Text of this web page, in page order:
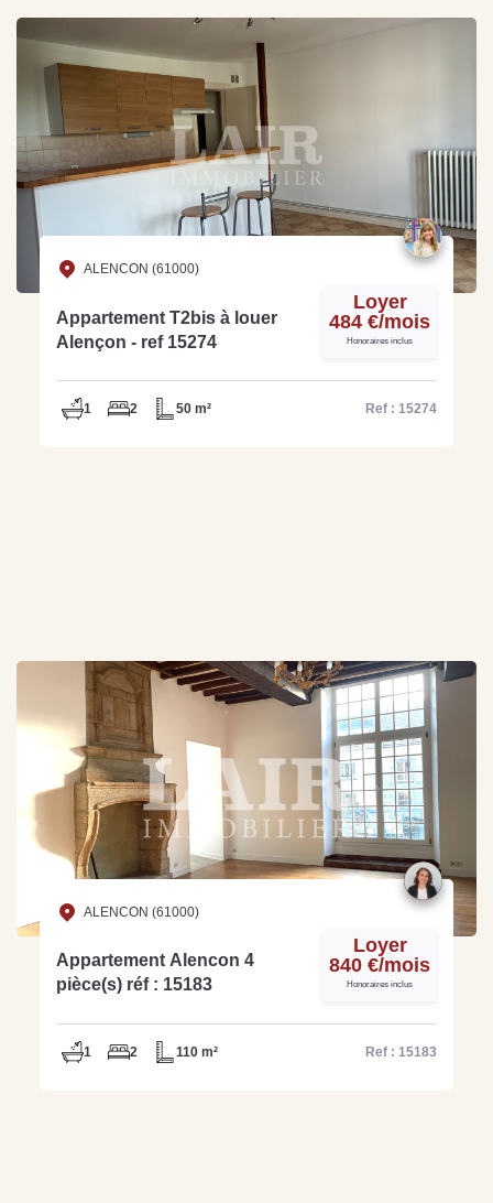
ALENCON (61000)
Appartement T2bis à louer
Alençon - ref 15274
Loyer
484 €/mois
Honoraires inclus
1 2 50 m² Ref : 15274
ALENCON (61000)
Appartement Alencon 4
pièce(s) réf : 15183
Loyer
840 €/mois
Honoraires inclus
1 2 110 m² Ref : 15183